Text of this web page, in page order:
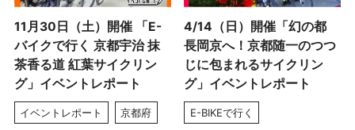
11月30日（土）開催 「E-
バイクで行く 京都宇治 抹
茶香る道 紅葉サイクリン
グ」イベントレポート
イベントレポート 京都府
4/14（日）開催「幻の都
長岡京へ！京都随一のつつ
じに包まれるサイクリン
グ」イベントレポート
E-BIKEで行く